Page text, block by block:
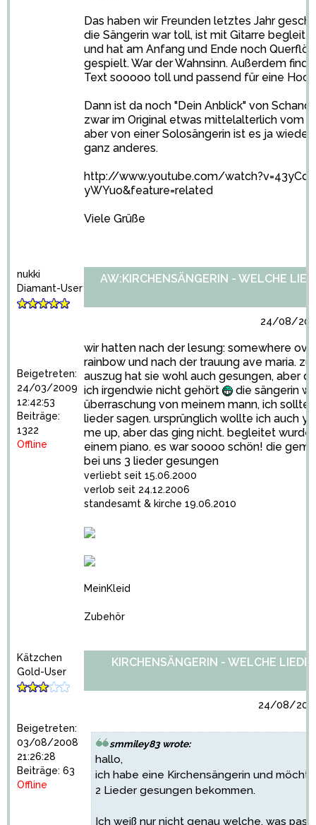
Das haben wir Freunden letztes Jahr
die Sängerin war toll, ist mit Gitarre
und hat am Anfang und Ende noch
gespielt. War der Wahnsinn. Außerdem
Text sooooo toll und passend für eine
Dann ist da noch "Dein Anblick" von
zwar im Original etwas mittelalterlich vom
aber von einer Solosängerin ist es ja wieder
ganz anderes.
http://www.youtube.com/watch?v=43yCd-
yWYuo&feature=related
Viele Grüße
nukki
Diamant-User
Beigetreten:
24/03/2009
12:42:53
Beiträge:
1322
Offline
AW:KIRCHENSÄNGERIN - WELCHE
24/08/
wir hatten nach der lesung: somewhere
rainbow und nach der trauung ave maria.
auszug hat sie wohl auch gesungen, aber
ich irgendwie nicht gehört
die sängerin
überraschung von meinem mann, ich sollte
lieder sagen. ursprünglich wollte ich auch
me up, aber das ging nicht. begleitet wurde
einem piano. es war soooo schön! die
bei uns 3 lieder gesungen
verliebt seit 15.06.2000
verlob seit 24.12.2006
standesamt & kirche 19.06.2010
MeinKleid
Zubehör
Kätzchen
Gold-User
Beigetreten:
03/08/2008
21:26:28
Beiträge: 63
Offline
KIRCHENSÄNGERIN - WELCHE
24/08/
smmiley83 wrote:
hallo,
ich habe eine Kirchensängerin und
2 Lieder gesungen bekommen.
Ich weiß nur nicht genau welche, was